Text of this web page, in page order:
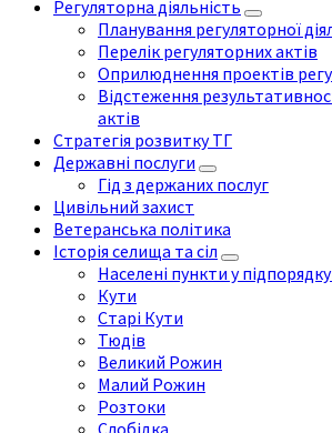
Регуляторна діяльність
Планування регуляторної
Перелік регуляторних актів
Оприлюднення проектів
Відстеження
актів
Стратегія розвитку ТГ
Державні послуги
Гід з держаних послуг
Цивільний захист
Ветеранська політика
Історія селища та сіл
Населені пункти у
Кути
Старі Кути
Тюдів
Великий Рожин
Малий Рожин
Розтоки